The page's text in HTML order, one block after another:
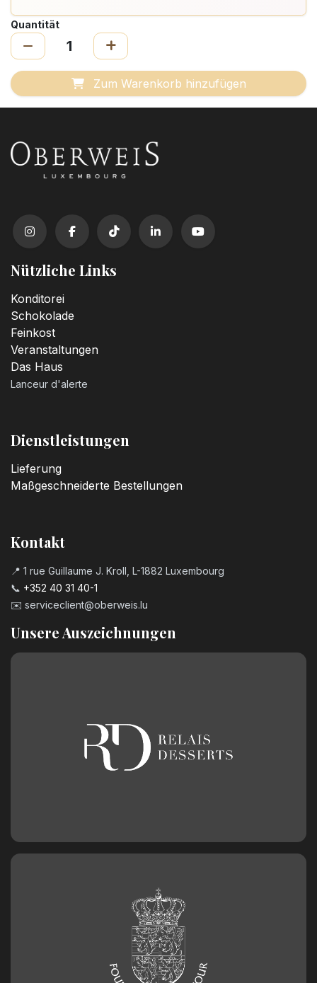
Quantität
Zum Warenkorb hinzufügen
Nützliche Links
Konditorei
Schokolade
Feinkost
Veranstaltungen
Das Haus
Lanceur d'alerte
Dienstleistungen
Lieferung
Maßgeschneiderte Bestellungen
Kontakt
📍 1 rue Guillaume J. Kroll, L-1882 Luxembourg
📞 +352 40 31 40-1
✉️ serviceclient@oberweis.lu
Unsere Auszeichnungen